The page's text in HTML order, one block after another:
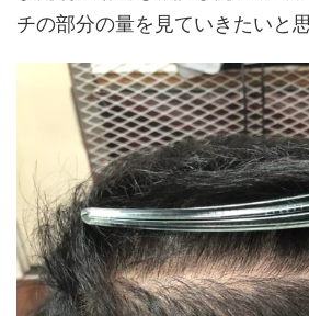
チの部分の量を見ていきたいと